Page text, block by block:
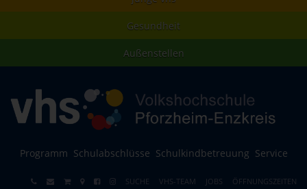
Gesundheit
Außenstellen
Programm Schulabschlüsse Schulkindbetreuung Service
SUCHE VHS-TEAM JOBS
ÖFFNUNGSZEITEN